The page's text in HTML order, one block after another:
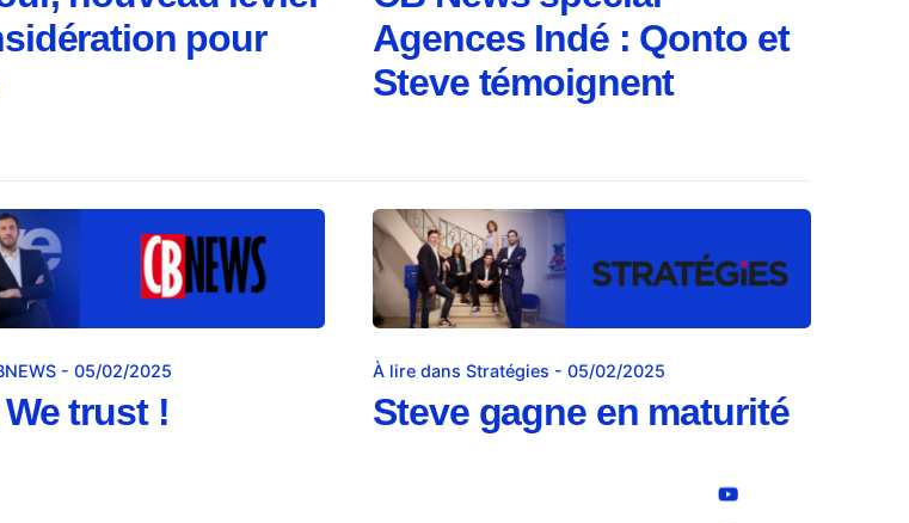
pour
Agences Indé : Qonto et
Steve témoignent
- 05/02/2025
trust !
À lire dans Stratégies - 05/02/2025
Steve gagne en maturité